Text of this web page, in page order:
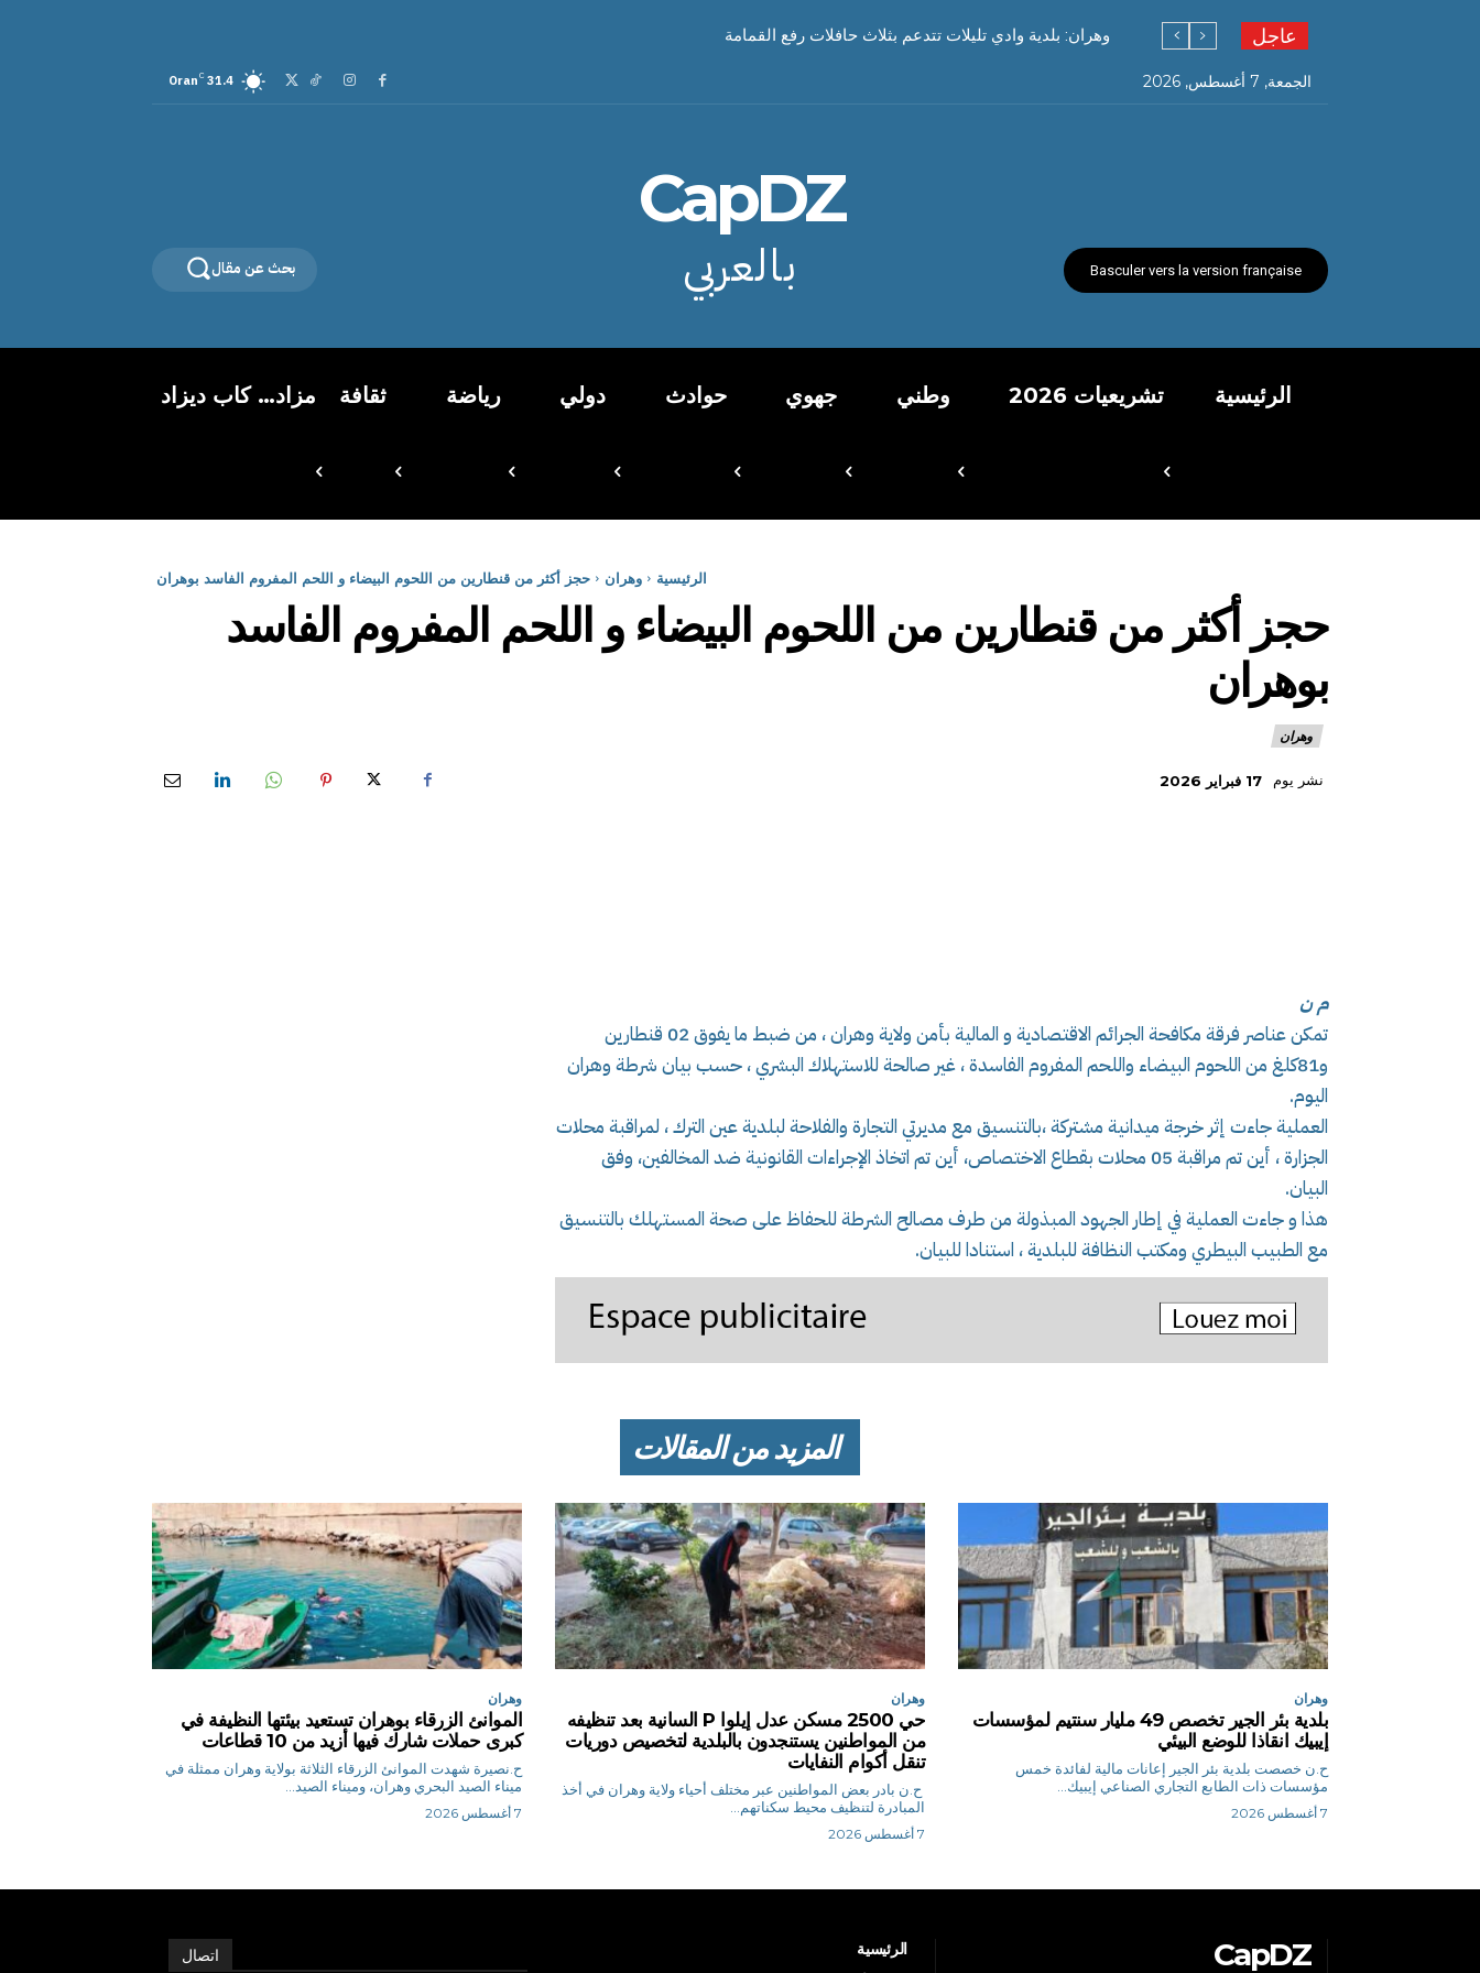
عاجل وهران: بلدية وادي تليلات تتدعم بثلاث حافلات رفع القمامة
الجمعة, 7 أغسطس, 2026 31.4
C
Oran
Basculer vers la version française
CapDZ
بالعربي بحث عن مقال
الرئيسية تشريعيات 2026 وطني جهوي حوادث دولي رياضة ثقافة مزاد… كاب ديزاد
الرئيسية وهران حجز أكثر من قنطارين من اللحوم البيضاء و اللحم المفروم الفاسد بوهران
حجز أكثر من قنطارين من اللحوم البيضاء و اللحم المفروم الفاسد
بوهران
وهران
نشر يوم 17 فبراير 2026
م ن
تمكن عناصر فرقة مكافحة الجرائم الاقتصادية و المالية بأمن ولاية وهران ، من ضبط ما يفوق 02 قنطارين
و81كلغ من اللحوم البيضاء واللحم المفروم الفاسدة ، غير صالحة للاستهلاك البشري ، حسب بيان شرطة وهران
اليوم.
العملية جاءت إثر خرجة ميدانية مشتركة ،بالتنسيق مع مديرتي التجارة والفلاحة لبلدية عين الترك ، لمراقبة محلات
الجزارة ، أين تم مراقبة 05 محلات بقطاع الاختصاص، أين تم اتخاذ الإجراءات القانونية ضد المخالفين، وفق
البيان.
هذا و جاءت العملية في إطار الجهود المبذولة من طرف مصالح الشرطة للحفاظ على صحة المستهلك بالتنسيق
مع الطبيب البيطري ومكتب النظافة للبلدية ، استنادا للبيان.
المزيد من المقالات
وهران
بلدية بئر الجير تخصص 49 مليار سنتيم لمؤسسات
إيبيك انقاذا للوضع البيئي
ح.ن خصصت بلدية بئر الجير إعانات مالية لفائدة خمس
مؤسسات ذات الطابع التجاري الصناعي إيبيك...
7 أغسطس 2026
وهران
حي 2500 مسكن عدل إيلوا P السانية بعد تنظيفه
من المواطنين يستنجدون بالبلدية لتخصيص دوريات
تنقل أكوام النفايات
ح.ن بادر بعض المواطنين عبر مختلف أحياء ولاية وهران في أخذ
المبادرة لتنظيف محيط سكناتهم...
7 أغسطس 2026
وهران
الموانئ الزرقاء بوهران تستعيد بيئتها النظيفة في
كبرى حملات شارك فيها أزيد من 10 قطاعات
ح.نصيرة شهدت الموانئ الزرقاء الثلاثة بولاية وهران ممثلة في
ميناء الصيد البحري وهران، وميناء الصيد...
7 أغسطس 2026
CapDZ
الرئيسية
اتصال